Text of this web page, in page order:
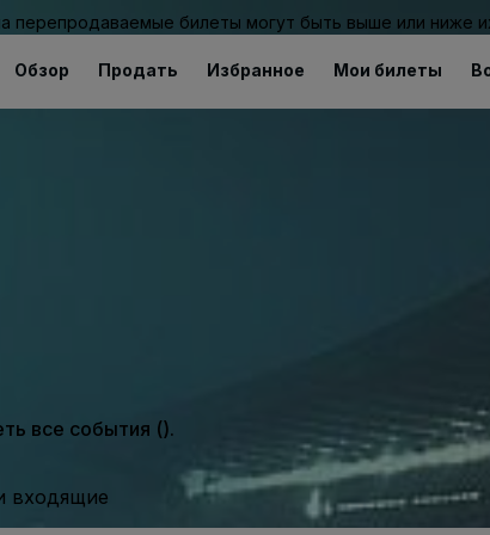
билеты могут быть выше или ниже
Обзор Продать Избранное Мои билеты
все события ().
входящие